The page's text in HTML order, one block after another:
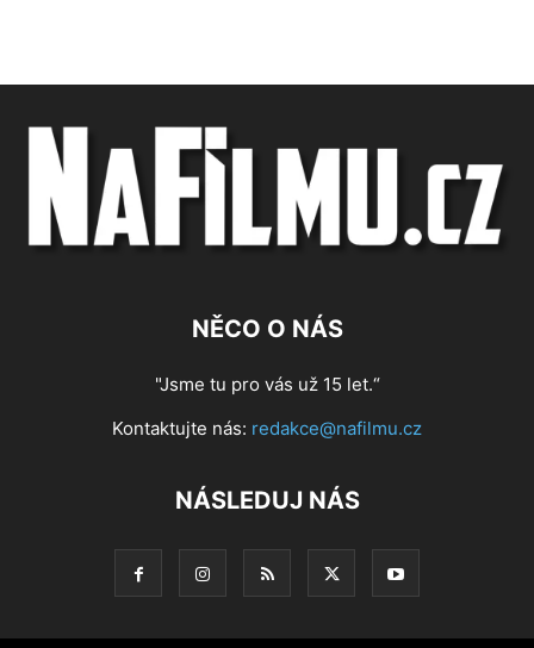
NĚCO O NÁS
"Jsme tu pro vás už 15 let.“
Kontaktujte nás: redakce@nafilmu.cz
NÁSLEDUJ NÁS